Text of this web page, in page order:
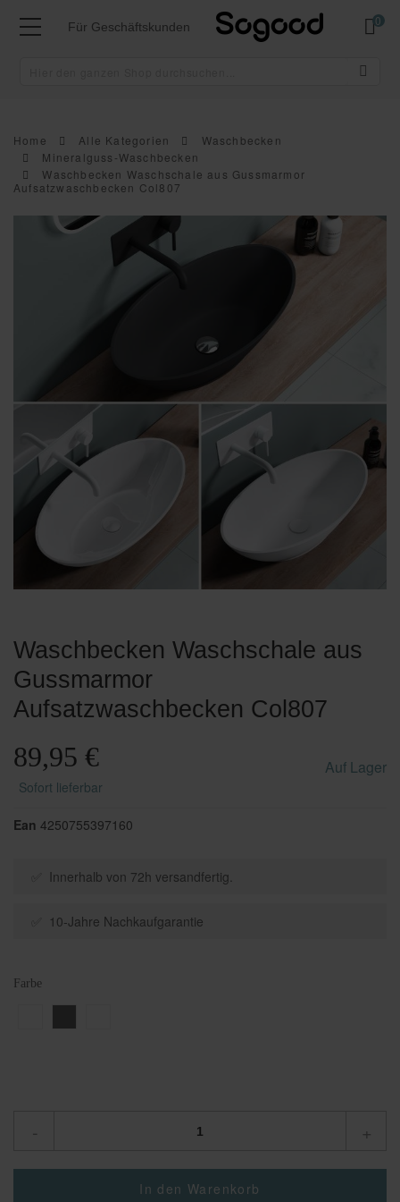
Für Geschäftskunden
Home Alle Kategorien
Waschbecken
Mineralguss-Waschbecken
Waschbecken Waschschale aus Gussmarmor
Aufsatzwaschbecken Col807
Waschbecken Waschschale aus
Gussmarmor
Aufsatzwaschbecken Col807
89,95 €
Sofort lieferbar
Auf Lager
Ean 4250755397160
✅ Innerhalb von 72h versandfertig.
✅ 10-Jahre Nachkaufgarantie
Farbe
- +
In den Warenkorb